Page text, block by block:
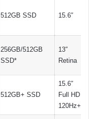
512GB SSD 15.6″
256GB/512GB
SSD*
13″
Retina
512GB+ SSD
15.6″
Full HD
120Hz+